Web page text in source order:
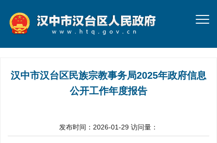
汉中市汉台区民族宗教事务局2025年政府信息
公开工作年度报告
发布时间：2026-01-29 访问量：